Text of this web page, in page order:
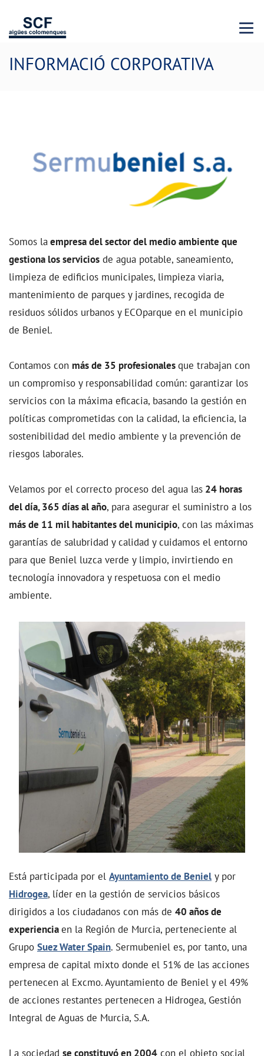
Menu
INFORMACIÓ CORPORATIVA
Somos laempresa del sector del medio ambiente que
gestiona los servicios de agua potable, saneamiento,
limpieza de edificios municipales, limpieza viaria,
mantenimiento de parques y jardines, recogida de
residuos sólidos urbanos y ECOparque en el municipio
de Beniel.
Contamos con más de 35 profesionalesque trabajan con
un compromiso y responsabilidad común: garantizar los
servicios con la máxima eficacia, basando la gestión en
políticas comprometidas con la calidad, la eficiencia, la
sostenibilidad del medio ambiente y la prevención de
riesgos laborales.
Velamos por el correcto proceso del agua las 24 horas
del día, 365 días al año, para asegurar el suministro a los
más de 11 mil habitantes del municipio, con las máximas
garantías de salubridad y calidad y cuidamos el entorno
para que Beniel luzca verde y limpio, invirtiendo en
tecnología innovadora y respetuosa con el medio
ambiente.
Está participada por el Ayuntamiento de Beniel y por
Hidrogea, líder en la gestión de servicios básicos
dirigidos a los ciudadanos con más de 40 años de
experienciaen la Región de Murcia, perteneciente al
Grupo Suez Water Spain. Sermubeniel es, por tanto, una
empresa de capital mixto donde el 51% de las acciones
pertenecen al Excmo. Ayuntamiento de Beniel y el 49%
de acciones restantes pertenecen a Hidrogea, Gestión
Integral de Aguas de Murcia, S.A.
La sociedad se constituyó en 2004 con el objeto social